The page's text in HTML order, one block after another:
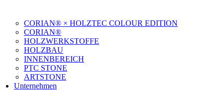
CORIAN® × HOLZTEC COLOUR EDITION
CORIAN®
HOLZWERKSTOFFE
HOLZBAU
INNENBEREICH
PTC STONE
ARTSTONE
Unternehmen